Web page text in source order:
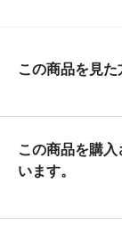
この商品を見
この商品を購
います。